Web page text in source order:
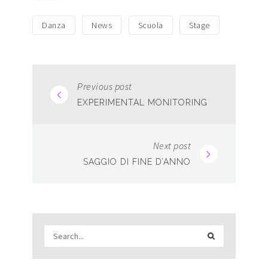
Danza News Scuola Stage
Previous post
EXPERIMENTAL MONITORING
Next post
SAGGIO DI FINE D’ANNO